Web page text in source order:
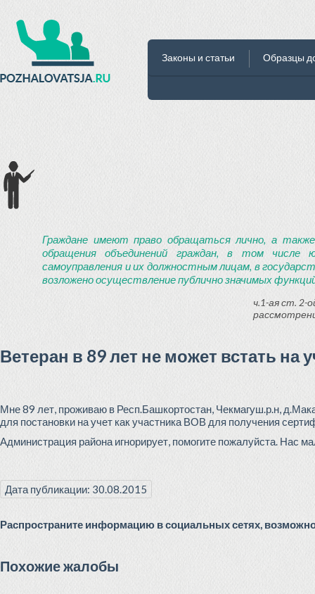
Законы и статьи Образцы
Граждане имеют право обращаться лично, а
обращения объединений граждан, в том числе
самоуправления и их должностным лицам, в
возложено осуществление публично значимых
ч.1-ая ст. 2-
Ветеран в 89 лет не может встать на
Мне 89 лет, проживаю в Респ.Башкортостан, Чекмагуш.р.н,
для постановки на учет как участника ВОВ для получения
Администрация района игнорирует, помогите пожалуйста. Нас
Дата публикации: 30.08.2015
Распространите информацию в социальных сетях,
Похожие жалобы